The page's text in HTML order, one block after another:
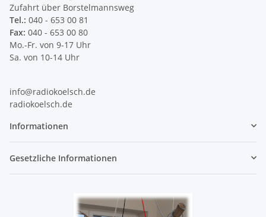
Zufahrt über Borstelmannsweg
Tel.: 040 - 653 00 81
Fax: 040 - 653 00 80
Mo.-Fr. von 9-17 Uhr
Sa. von 10-14 Uhr
info@radiokoelsch.de
radiokoelsch.de
Informationen
Gesetzliche Informationen